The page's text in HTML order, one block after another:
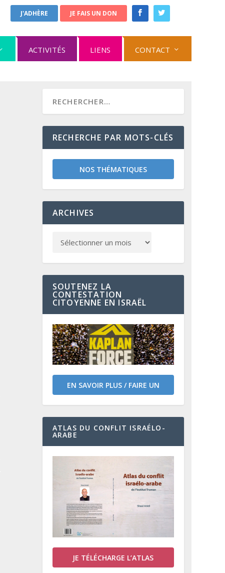
J'ADHÈRE JE FAIS UN DON
ACTIVITÉS LIENS CONTACT
RECHERCHE PAR MOTS-CLÉS
NOS THÉMATIQUES
ARCHIVES
SOUTENEZ LA
CONTESTATION
CITOYENNE EN ISRAËL
EN SAVOIR PLUS / FAIRE UN
DON
ATLAS DU CONFLIT ISRAÉLO-
ARABE
JE TÉLÉCHARGE L’ATLAS